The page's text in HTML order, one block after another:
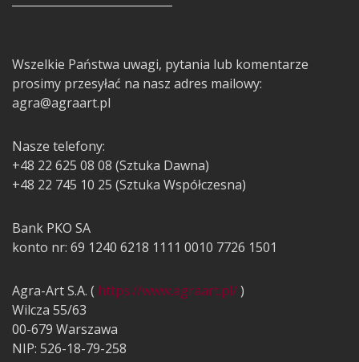
Wszelkie Państwa uwagi, pytania lub komentarze
prosimy przesyłać na nasz adres mailowy:
agra@agraart.pl
Nasze telefony:
+48 22 625 08 08 (Sztuka Dawna)
+48 22 745 10 25 (Sztuka Współczesna)
Bank PKO SA
konto nr: 69 1240 6218 1111 0010 7726 1501
Agra-Art S.A. ( https://www.agraart.pl/)
Wilcza 55/63
00-679 Warszawa
NIP: 526-18-79-258